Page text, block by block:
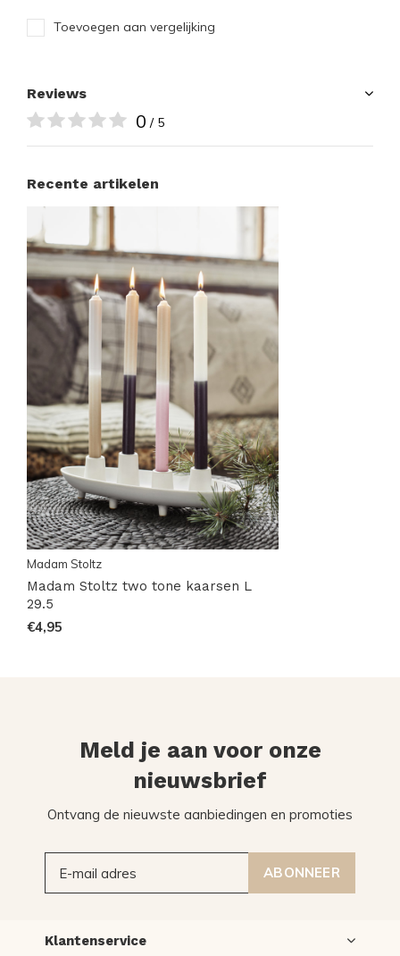
Toevoegen aan vergelijking
Reviews
0 / 5
Recente artikelen
Madam Stoltz
Madam Stoltz two tone kaarsen L
29.5
€4,95
Meld je aan voor onze
nieuwsbrief
Ontvang de nieuwste aanbiedingen en promoties
ABONNEER
Klantenservice